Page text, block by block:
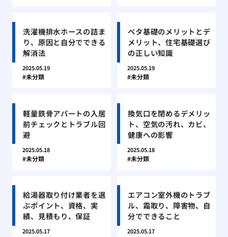
洗濯機排水ホースの詰ま
り、原因と自分でできる
解消法
2025.05.19
未分類
ベタ基礎のメリットとデ
メリット、住宅基礎選び
の正しい知識
2025.05.19
未分類
軽量鉄骨アパートの入居
前チェックとトラブル回
避
2025.05.18
未分類
換気口を閉めるデメリッ
ト、空気の汚れ、カビ、
健康への影響
2025.05.18
未分類
給湯器取り付け業者を選
ぶポイント、資格、実
績、見積もり、保証
2025.05.17
エアコン室外機のトラブ
ル、霜取り、障害物、自
分でできること
2025.05.17